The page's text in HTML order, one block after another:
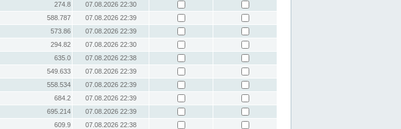
274.8
07.08.2026 22:30
588.787
07.08.2026 22:39
573.86
07.08.2026 22:39
294.82
07.08.2026 22:30
635.0
07.08.2026 22:38
549.633
07.08.2026 22:39
558.534
07.08.2026 22:39
684.2
07.08.2026 22:39
695.214
07.08.2026 22:39
609.9
07.08.2026 22:38